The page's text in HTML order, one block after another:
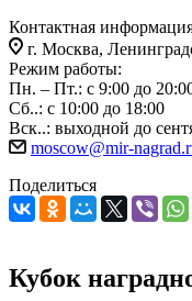
Контактная
г. Москва,
Режим работы:
Пн. – Пт.: с 9:00 до
Сб..: с 10:00 до 18:00
Вск..: выходной до
moscow@mir-
Поделиться
Кубок